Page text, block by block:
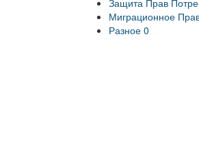
Защита Прав
Миграционное
Разное 0